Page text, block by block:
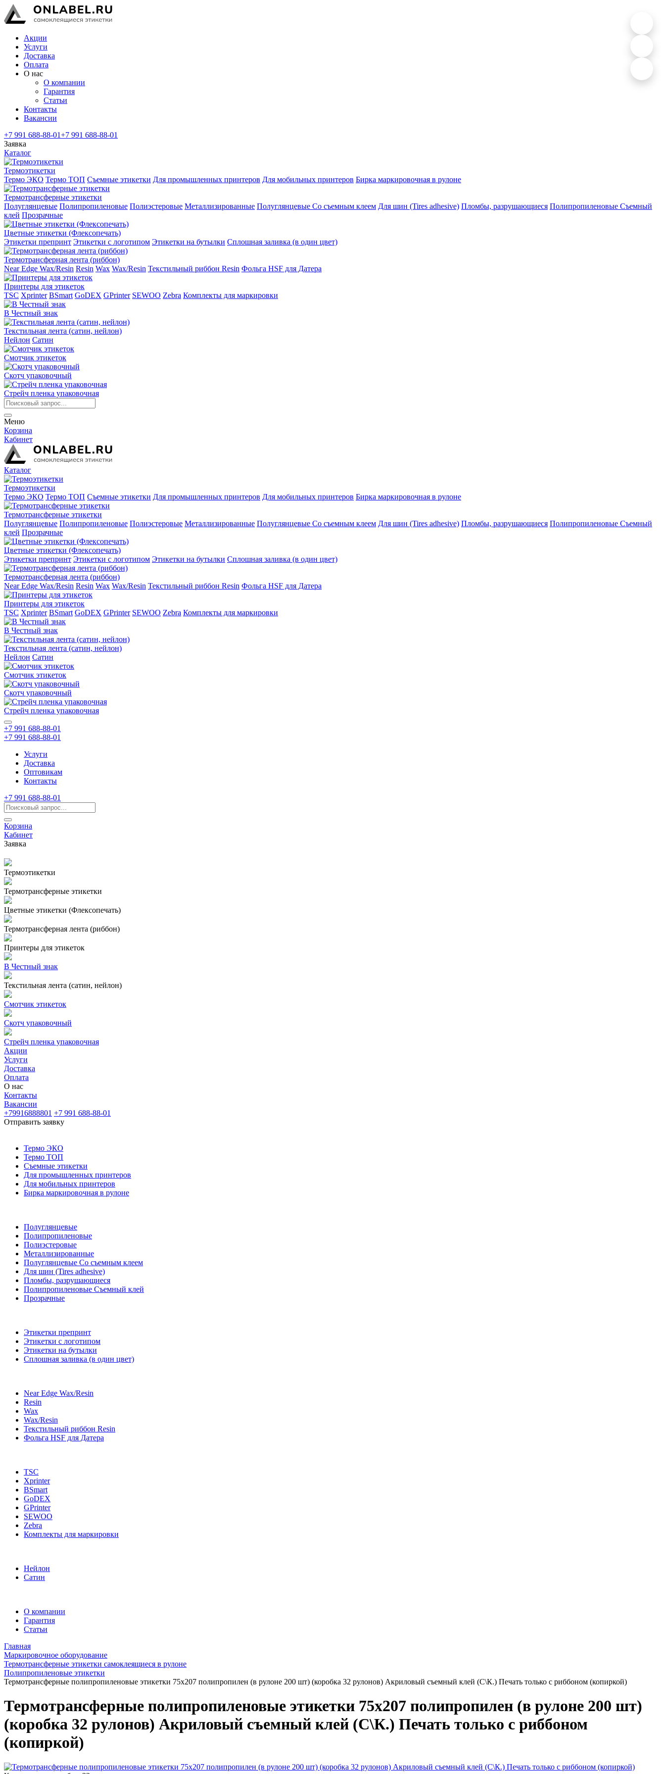
Акции
Услуги
Доставка
Оплата
О нас
О компании
Гарантия
Статьи
Контакты
Вакансии
+7 991 688-88-01+7 991 688-88-01
Заявка
Каталог
Термоэтикетки
Термо ЭКО Термо ТОП Съемные этикетки Для промышленных принтеров Для мобильных принтеров Бирка маркировочная в рулоне
Термотрансферные этикетки
Полуглянцевые Полипропиленовые Полиэстеровые Металлизированные Полуглянцевые Со съемным клеем Для шин (Tires adhesive) Пломбы, разрушающиеся Полипропиленовые Съемный
клей Прозрачные
Цветные этикетки (Флексопечать)
Этикетки препринт Этикетки с логотипом Этикетки на бутылки Сплошная заливка (в один цвет)
Термотрансферная лента (риббон)
Near Edge Wax/Resin Resin Wax Wax/Resin Текстильный риббон Resin Фольга HSF для Датера
Принтеры для этикеток
TSC Xprinter BSmart GoDEX GPrinter SEWOO Zebra Комплекты для маркировки
В Честный знак
Текстильная лента (сатин, нейлон)
Нейлон Сатин
Смотчик этикеток
Скотч упаковочный
Стрейч пленка упаковочная
Меню
Корзина
Кабинет
Каталог
Термоэтикетки
Термо ЭКО Термо ТОП Съемные этикетки Для промышленных принтеров Для мобильных принтеров Бирка маркировочная в рулоне
Термотрансферные этикетки
Полуглянцевые Полипропиленовые Полиэстеровые Металлизированные Полуглянцевые Со съемным клеем Для шин (Tires adhesive) Пломбы, разрушающиеся Полипропиленовые Съемный
клей Прозрачные
Цветные этикетки (Флексопечать)
Этикетки препринт Этикетки с логотипом Этикетки на бутылки Сплошная заливка (в один цвет)
Термотрансферная лента (риббон)
Near Edge Wax/Resin Resin Wax Wax/Resin Текстильный риббон Resin Фольга HSF для Датера
Принтеры для этикеток
TSC Xprinter BSmart GoDEX GPrinter SEWOO Zebra Комплекты для маркировки
В Честный знак
Текстильная лента (сатин, нейлон)
Нейлон Сатин
Смотчик этикеток
Скотч упаковочный
Стрейч пленка упаковочная
+7 991 688-88-01
+7 991 688-88-01
Услуги
Доставка
Оптовикам
Контакты
+7 991 688-88-01
Корзина
Кабинет
Заявка
Термоэтикетки
Термотрансферные этикетки
Цветные этикетки (Флексопечать)
Термотрансферная лента (риббон)
Принтеры для этикеток
В Честный знак
Текстильная лента (сатин, нейлон)
Смотчик этикеток
Скотч упаковочный
Стрейч пленка упаковочная
Акции
Услуги
Доставка
Оплата
О нас
Контакты
Вакансии
+79916888801 +7 991 688-88-01
Отправить заявку
Термо ЭКО
Термо ТОП
Съемные этикетки
Для промышленных принтеров
Для мобильных принтеров
Бирка маркировочная в рулоне
Полуглянцевые
Полипропиленовые
Полиэстеровые
Металлизированные
Полуглянцевые Со съемным клеем
Для шин (Tires adhesive)
Пломбы, разрушающиеся
Полипропиленовые Съемный клей
Прозрачные
Этикетки препринт
Этикетки с логотипом
Этикетки на бутылки
Сплошная заливка (в один цвет)
Near Edge Wax/Resin
Resin
Wax
Wax/Resin
Текстильный риббон Resin
Фольга HSF для Датера
TSC
Xprinter
BSmart
GoDEX
GPrinter
SEWOO
Zebra
Комплекты для маркировки
Нейлон
Сатин
О компании
Гарантия
Статьи
Главная
Маркировочное оборудование
Термотрансферные этикетки самоклеящиеся в рулоне
Полипропиленовые этикетки
Термотрансферные полипропиленовые этикетки 75x207 полипропилен (в рулоне 200 шт) (коробка 32 рулонов) Акриловый съемный клей (С\К.) Печать только с риббоном (копиркой)
Термотрансферные полипропиленовые этикетки 75x207 полипропилен (в рулоне 200 шт)
(коробка 32 рулонов) Акриловый съемный клей (С\К.) Печать только с риббоном
(копиркой)